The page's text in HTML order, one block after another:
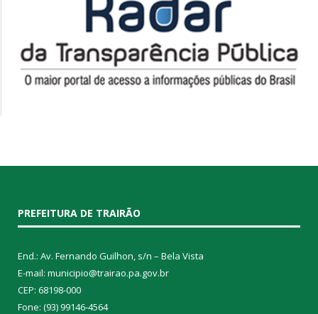
PREFEITURA DE TRAIRÃO
End.: Av. Fernando Guilhon, s/n – Bela Vista
E-mail: municipio@trairao.pa.gov.br
CEP: 68198-000
Fone: (93) 99146-4564